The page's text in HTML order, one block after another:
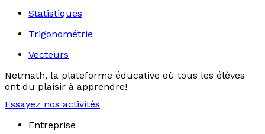
Statistiques
Trigonométrie
Vecteurs
Netmath, la plateforme éducative où tous les élèves
ont du plaisir à apprendre!
Essayez nos activités
Entreprise